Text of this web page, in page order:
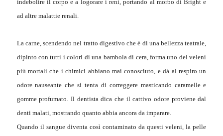
indebolire il corpo e a logorare i reni, portando al morbo di Bright e
ad altre malattie renali.
La carne, scendendo nel tratto digestivo che è di una bellezza teatrale,
dipinto con tutti i colori di una bambola di cera, forma uno dei veleni
più mortali che i chimici abbiano mai conosciuto, e dà al respiro un
odore nauseante che si tenta di correggere masticando caramelle e
gomme profumato. Il dentista dica che il cattivo odore proviene dal
denti malati, mostrando quanto abbia ancora da imparare.
Quando il sangue diventa così contaminato da questi veleni, la pelle